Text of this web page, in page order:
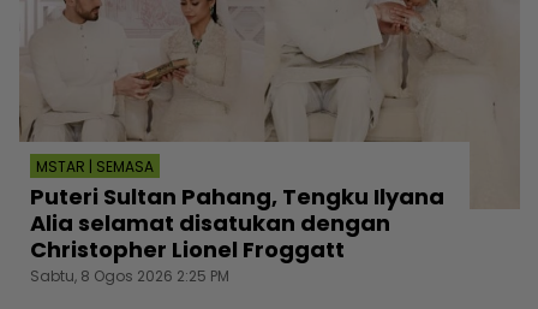
MSTAR | SEMASA
Puteri Sultan Pahang, Tengku Ilyana
Alia selamat disatukan dengan
Christopher Lionel Froggatt
Sabtu, 8 Ogos 2026 2:25 PM